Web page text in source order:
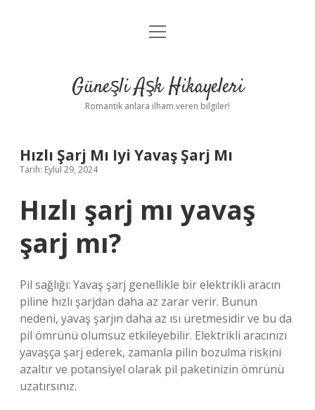
Anasayfa
Yasal Uyarı
menüyü
Güneşli Aşk Hikayeleri
Romantik anlara ilham veren bilgiler!
Hızlı Şarj Mı Iyi Yavaş Şarj Mı
Tarih: Eylül 29, 2024
Hızlı şarj mı yavaş
şarj mı?
Pil sağlığı: Yavaş şarj genellikle bir elektrikli aracın
piline hızlı şarjdan daha az zarar verir. Bunun
nedeni, yavaş şarjın daha az ısı üretmesidir ve bu da
pil ömrünü olumsuz etkileyebilir. Elektrikli aracınızı
yavaşça şarj ederek, zamanla pilin bozulma riskini
azaltır ve potansiyel olarak pil paketinizin ömrünü
uzatırsınız.